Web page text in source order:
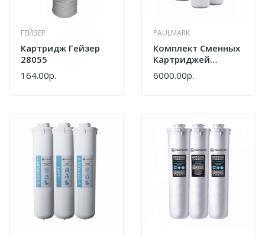
ГЕЙЗЕР
Картридж Гейзер
28055
164.00р.
PAULMARK
Комплект Сменных
Картриджей
Paulmark Mineral
PM-220003
6000.00р.